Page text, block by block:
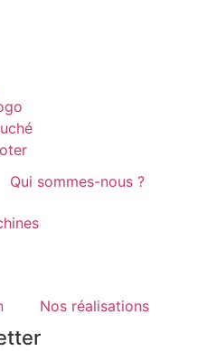
Qui sommes-nous ?
Nos réalisations